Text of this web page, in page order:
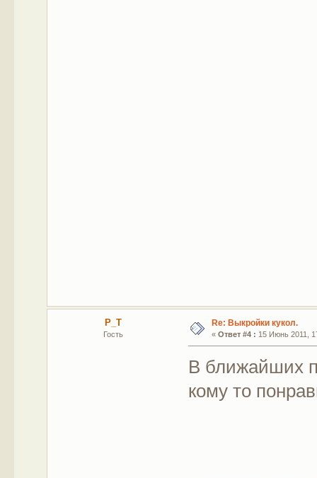
P_T
Гость
Re: Выкройки кукол.
« Ответ #4 : 15 Июнь 2011,
В ближайших
кому то